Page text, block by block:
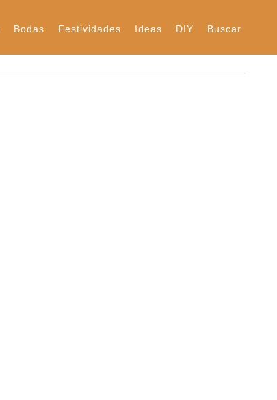
Bodas Festividades Ideas DIY Buscar